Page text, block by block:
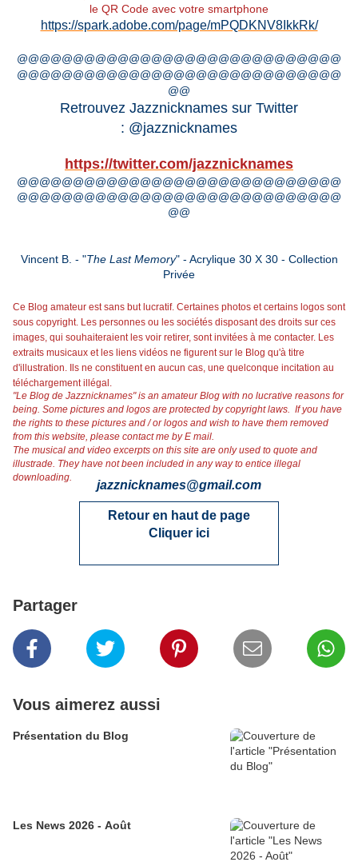
le QR Code avec votre smartphone
https://spark.adobe.com/page/mPQDKNV8IkkRk/
@@@@@@@@@@@@@@@@@@@@@@@@@@@@@
@@@@@@@@@@@@@@@@@@@@@@@@@@@@@
@@
Retrouvez Jazznicknames sur Twitter
: @jazznicknames
https://twitter.com/jazznicknames
@@@@@@@@@@@@@@@@@@@@@@@@@@@@@
@@@@@@@@@@@@@@@@@@@@@@@@@@@@@
@@
Vincent B. - "The Last Memory" - Acrylique 30 X 30 - Collection
Privée
Ce Blog amateur est sans but lucratif. Certaines photos et certains logos sont
sous copyright. Les personnes ou les sociétés disposant des droits sur ces
images, qui souhaiteraient les voir retirer, sont invitées à me contacter. Les
extraits musicaux et les liens vidéos ne figurent sur le Blog qu'à titre
d'illustration. Ils ne constituent en aucun cas, une quelconque incitation au
téléchargement illégal.
"Le Blog de Jazznicknames" is an amateur Blog with no lucrative reasons for
being. Some pictures and logos are protected by copyright laws. If you have
the rights to these pictures and / or logos and wish to have them removed
from this website, please contact me by E mail.
The musical and video excerpts on this site are only used to quote and
illustrade. They have not been included in any way to entice illegal
downloading.
jazznicknames@gmail.com
Retour en haut de page
Cliquer ici
Partager
Vous aimerez aussi
Présentation du Blog
Les News 2026 - Août